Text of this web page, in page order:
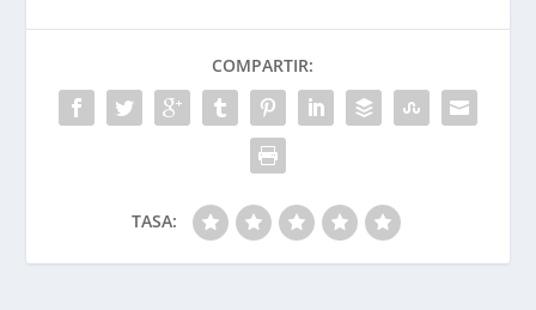
COMPARTIR:
TASA: